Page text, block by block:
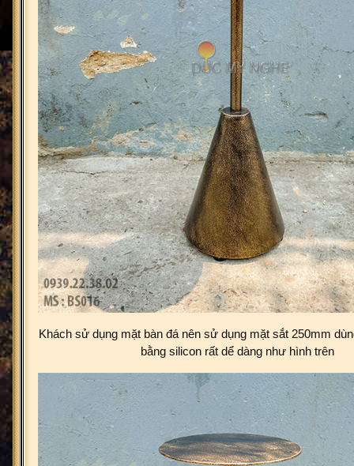
Khách sử dụng mặt bàn đá nên sử dụng mặt sắt 250mm
bằng silicon rất dể dàng như hình trên